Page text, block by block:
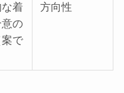
着
の
で
方向性